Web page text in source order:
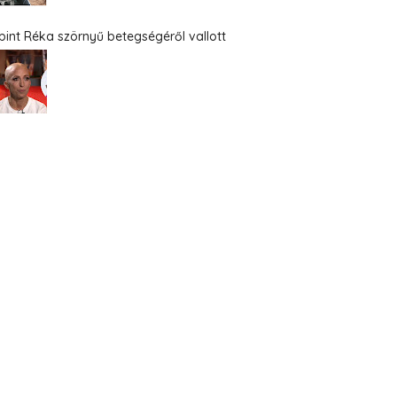
Réka szörnyű betegségéről vallott